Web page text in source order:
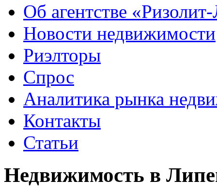
Об агентстве
Новости недвижимости
Риэлторы
Спрос
Аналитика рынка
Контакты
Статьи
Недвижимость в